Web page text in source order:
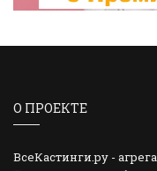
О ПРОЕКТЕ
ВсеКастинги.ру -